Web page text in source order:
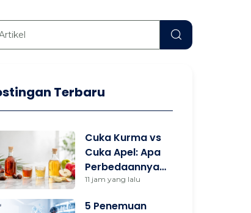
Terbaru
Cuka Kurma vs
Cuka Apel: Apa
Perbedaannya
dan Mana yang
11 jam yang lalu
5 Penemuan